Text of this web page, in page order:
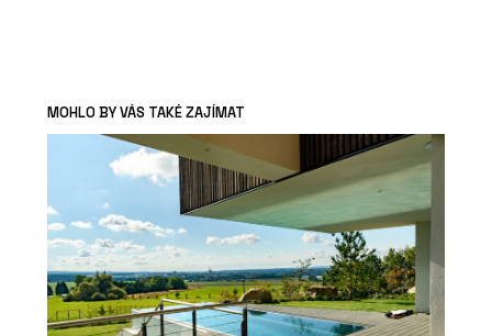
MOHLO BY VÁS TAKÉ ZAJÍMAT